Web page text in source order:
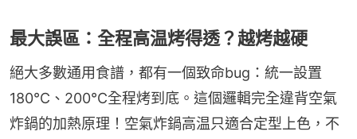
最大誤區：全程高温烤得透？越烤越硬
絕大多數通用食譜，都有一個致命bug：統一設置
180℃、200℃全程烤到底。這個邏輯完全違背空氣
炸鍋的加熱原理！空氣炸鍋高温只適合定型上色，不